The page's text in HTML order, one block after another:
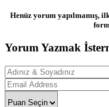
Henüz yorum yapılmamış,
Yorum Yazmak